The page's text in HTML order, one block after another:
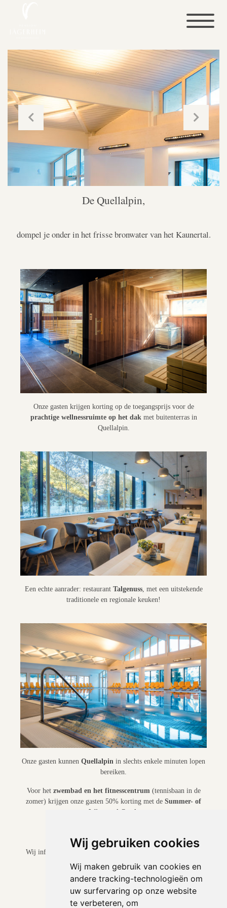
Wij gebruiken cookies
Wij maken gebruik van cookies en
andere tracking-technologieën om
uw surfervaring op onze website
te verbeteren, om
De Quellalpin,
dompel je onder in het frisse bronwater van het Kaunertal.
Onze gasten krijgen korting op de toegangsprijs voor de
prachtige wellnessruimte op het dak met buitenterras in
Quellalpin.
Een echte aanrader: restaurant Talgenuss, met een uitstekende
traditionele en regionale keuken!
Onze gasten kunnen Quellalpin in slechts enkele minuten lopen
bereiken.
Voor het zwembad en het fitnesscentrum (tennisbaan in de
zomer) krijgen onze gasten 50% korting met de Summer- of
Wintertal Card
Wij informeren u graag over de actuele openingstijden en het
actuele weekprogramma
.of onder
Quellalpin